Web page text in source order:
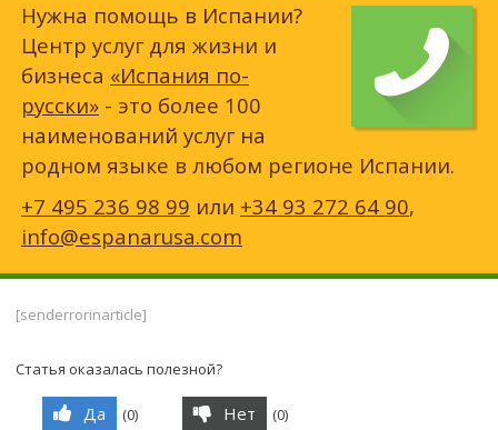
Нужна помощь в Испании?
Центр услуг для жизни и
бизнеса «Испания по-
русски» - это более 100
наименований услуг на
родном языке в любом регионе Испании.
+7 495 236 98 99 или +34 93 272 64 90,
info@espanarusa.com
[senderrorinarticle]
Статья оказалась полезной?
Да (0) Нет (0)